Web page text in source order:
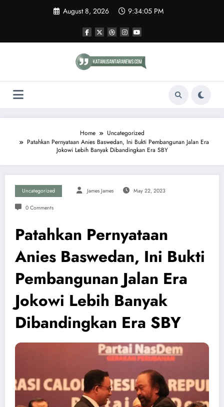
August 8, 2026 9:34:05 PM
Home
Uncategorized
Patahkan Pernyataan Anies Baswedan, Ini Bukti Pembangunan Jalan Era
Jokowi Lebih Banyak Dibandingkan Era SBY
Uncategorized James James May 22, 2023
0 Comments
Patahkan Pernyataan
Anies Baswedan, Ini Bukti
Pembangunan Jalan Era
Jokowi Lebih Banyak
Dibandingkan Era SBY